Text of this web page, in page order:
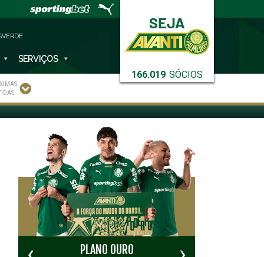
166.019 SÓCIOS
SERVIÇOS
MORRE EM PORTO
PLANO OURO